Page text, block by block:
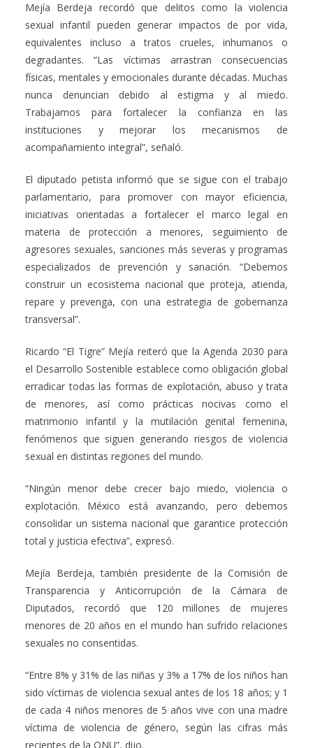
Mejía Berdeja recordó que delitos como la violencia
sexual infantil pueden generar impactos de por vida,
equivalentes incluso a tratos crueles, inhumanos o
degradantes. “Las víctimas arrastran consecuencias
físicas, mentales y emocionales durante décadas. Muchas
nunca denuncian debido al estigma y al miedo.
Trabajamos para fortalecer la confianza en las
instituciones y mejorar los mecanismos de
acompañamiento integral”, señaló.
El diputado petista informó que se sigue con el trabajo
parlamentario, para promover con mayor eficiencia,
iniciativas orientadas a fortalecer el marco legal en
materia de protección a menores, seguimiento de
agresores sexuales, sanciones más severas y programas
especializados de prevención y sanación. “Debemos
construir un ecosistema nacional que proteja, atienda,
repare y prevenga, con una estrategia de gobernanza
transversal”.
Ricardo “El Tigre” Mejía reiteró que la Agenda 2030 para
el Desarrollo Sostenible establece como obligación global
erradicar todas las formas de explotación, abuso y trata
de menores, así como prácticas nocivas como el
matrimonio infantil y la mutilación genital femenina,
fenómenos que siguen generando riesgos de violencia
sexual en distintas regiones del mundo.
“Ningún menor debe crecer bajo miedo, violencia o
explotación. México está avanzando, pero debemos
consolidar un sistema nacional que garantice protección
total y justicia efectiva”, expresó.
Mejía Berdeja, también presidente de la Comisión de
Transparencia y Anticorrupción de la Cámara de
Diputados, recordó que 120 millones de mujeres
menores de 20 años en el mundo han sufrido relaciones
sexuales no consentidas.
“Entre 8% y 31% de las niñas y 3% a 17% de los niños han
sido víctimas de violencia sexual antes de los 18 años; y 1
de cada 4 niños menores de 5 años vive con una madre
víctima de violencia de género, según las cifras más
recientes de la ONU”, dijo.